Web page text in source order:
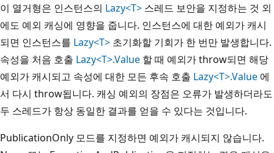
이 열거형은 인스턴스의 Lazy<T> 스레드 보안을 지정하는 것 외
에도 예외 캐싱에 영향을 줍니다. 인스턴스에 대한 예외가 캐시
되면 인스턴스를 Lazy<T> 초기화할 기회가 한 번만 발생합니다.
속성을 처음 호출 Lazy<T>.Value 할 때 예외가 throw되면 해당
예외가 캐시되고 속성에 대한 모든 후속 호출 Lazy<T>.Value 에
서 다시 throw됩니다. 캐싱 예외의 장점은 오류가 발생하더라도
두 스레드가 항상 동일한 결과를 얻을 수 있다는 것입니다.
PublicationOnly 모드를 지정하면 예외가 캐시되지 않습니다.